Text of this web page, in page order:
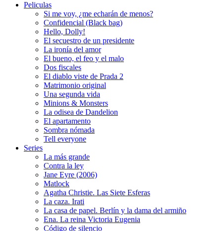
Peliculas
Si me voy, ¿me echarán de menos?
Confidencial (Black bag)
Hello, Dolly!
El secuestro de un presidente
La ironía del amor
El bueno, el feo y el malo
Dos fiscales
El diablo viste de Prada 2
Matrimonio original
Una segunda vida
Minions & Monsters
La odisea de Dandelion
El apartamento
Sombra nómada
Tell everyone
Series
La más grande
Contra la ley
Jane Eyre (2006)
Matlock
Agatha Christie. Las Siete Esferas
La caza. Irati
La casa de papel. Berlín y la dama del armiño
Ena. La reina Victoria Eugenia
Código de silencio